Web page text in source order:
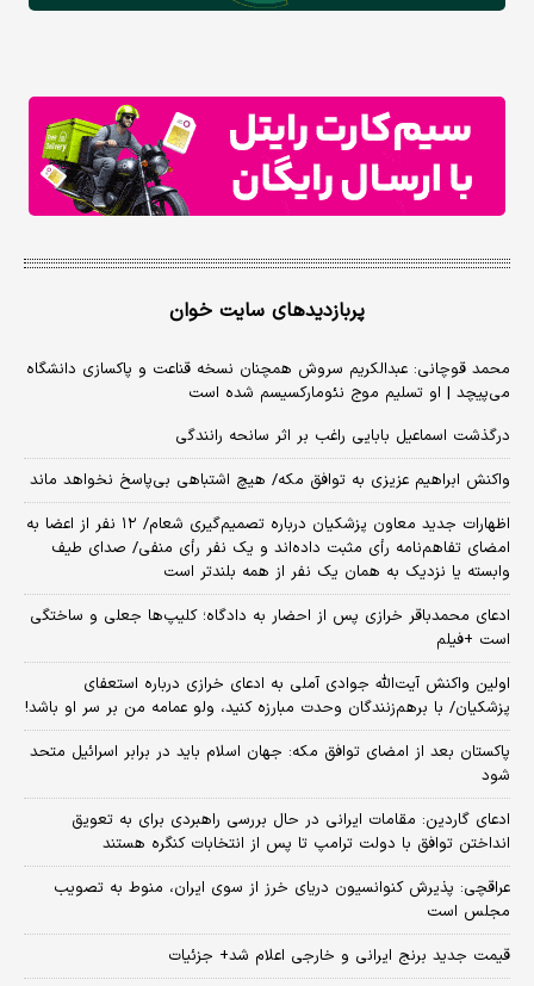
پربازدیدهای سایت خوان
محمد قوچانی: عبدالکریم سروش همچنان نسخه قناعت و پاکسازی دانشگاه
می‌پیچد | او تسلیم موج نئومارکسیسم شده است
درگذشت اسماعیل بابایی راغب بر اثر سانحه رانندگی
واکنش ابراهیم عزیزی به توافق مکه/ هیچ اشتباهی بی‌پاسخ نخواهد ماند
اظهارات جدید معاون پزشکیان درباره تصمیم‌گیری شعام/ ۱۲ نفر از اعضا به
امضای تفاهم‌نامه رأی مثبت داده‌اند و یک نفر رأی منفی/ صدای طیف
وابسته یا نزدیک به همان یک نفر از همه بلندتر است
ادعای محمدباقر خرازی پس از احضار به دادگاه؛ کلیپ‌ها جعلی و ساختگی
است +فیلم
اولین واکنش آیت‌الله جوادی آملی به ادعای خرازی درباره استعفای
پزشکیان/ با برهم‌زنندگان وحدت مبارزه کنید، ولو عمامه من بر سر او باشد!
پاکستان بعد از امضای توافق مکه: جهان اسلام باید در برابر اسرائیل متحد
شود
ادعای گاردین: مقامات ایرانی در حال بررسی راهبردی برای به تعویق
انداختن توافق با دولت ترامپ تا پس از انتخابات کنگره هستند
عراقچی: پذیرش کنوانسیون دریای خرز از سوی ایران، منوط به تصویب
مجلس است
قیمت جدید برنج ایرانی و خارجی اعلام شد+ جزئیات